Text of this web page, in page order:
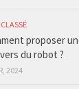
proposer
du robot ?
2024